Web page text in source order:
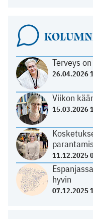
Terveys
26.04.2026
Viikon
15.03.2026
11.12.2025
hyvin
07.12.2025